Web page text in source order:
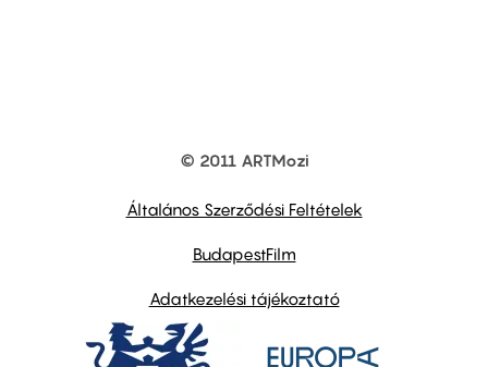
© 2011 ARTMozi
Általános Szerződési Feltételek
BudapestFilm
Adatkezelési tájékoztató